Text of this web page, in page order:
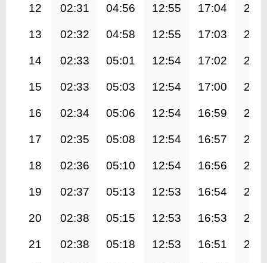
12 02:31 04:56 12:55 17:04
13 02:32 04:58 12:55 17:03
14 02:33 05:01 12:54 17:02
15 02:33 05:03 12:54 17:00
16 02:34 05:06 12:54 16:59
17 02:35 05:08 12:54 16:57
18 02:36 05:10 12:54 16:56
19 02:37 05:13 12:53 16:54
20 02:38 05:15 12:53 16:53
21 02:38 05:18 12:53 16:51